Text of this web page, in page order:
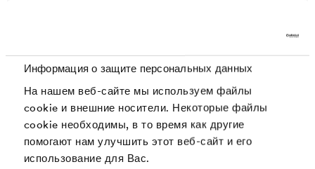
Информация о защите персональных данных
На нашем веб-сайте мы используем файлы
cookie и внешние носители. Некоторые файлы
cookie необходимы, в то время как другие
помогают нам улучшить этот веб-сайт и его
использование для Вас.